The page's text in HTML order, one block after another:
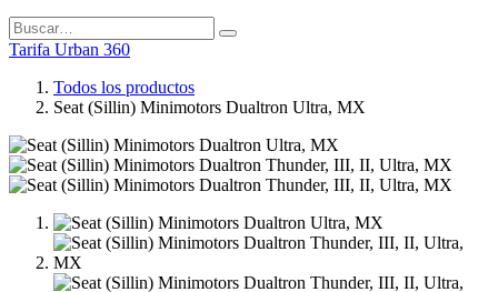
Tarifa Urban 360
Todos los productos
Seat (Sillin) Minimotors Dualtron Ultra, MX